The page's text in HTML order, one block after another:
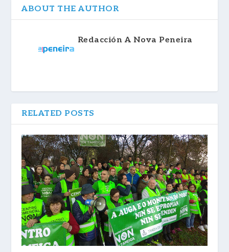
ABOUT THE AUTHOR
Redacción A Nova Peneira
RELATED POSTS